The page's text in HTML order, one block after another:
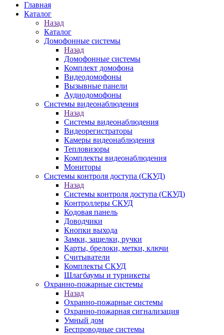
Главная
Каталог
Назад
Каталог
Домофонные системы
Назад
Домофонные системы
Комплект домофона
Видеодомофоны
Вызывные панели
Аудиодомофоны
Системы видеонаблюдения
Назад
Системы видеонаблюдения
Видеорегистраторы
Камеры видеонаблюдения
Тепловизоры
Комплекты видеонаблюдения
Мониторы
Системы контроля доступа (СКУД)
Назад
Системы контроля доступа (СКУД)
Контроллеры СКУД
Кодовая панель
Доводчики
Кнопки выхода
Замки, защелки, ручки
Карты, брелоки, метки, ключи
Считыватели
Комплекты СКУД
Шлагбаумы и турникеты
Охранно-пожарные системы
Назад
Охранно-пожарные системы
Охранно-пожарная сигнализация
Умный дом
Беспроводные системы